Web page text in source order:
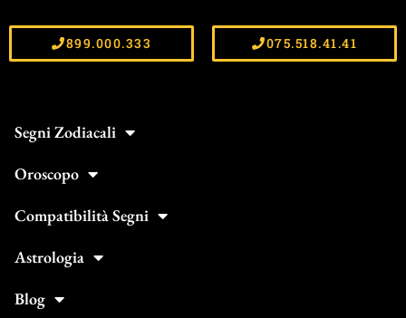
899.000.333 075.518.41.41
Segni Zodiacali
Oroscopo
Compatibilità Segni
Astrologia
Blog